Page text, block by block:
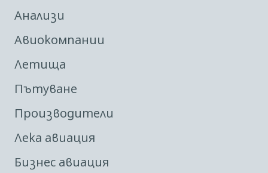
Анализи
Авиокомпании
Летища
Пътуване
Производители
Лека авиация
Бизнес авиация